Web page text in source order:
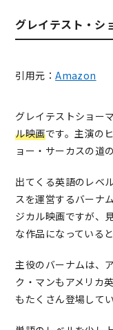
グレイテスト・シ
引用元：Amazon
グレイテストショー
ル映画です。主演の
ョー・サーカスの道
出てくる英語のレベ
スを運営するバーナ
ジカル映画ですが、
な作品になっている
主役のバーナムは、
ク・マンもアメリカ
もたくさん登場して